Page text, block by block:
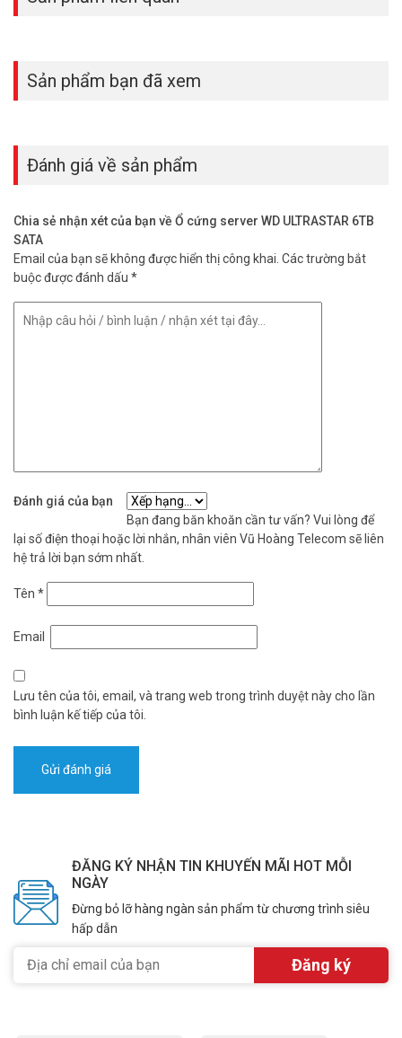
Sản phẩm bạn đã xem
Đánh giá về sản phẩm
Chia sẻ nhận xét của bạn về Ổ cứng server WD ULTRASTAR 6TB
SATA
Email của bạn sẽ không được hiển thị công khai. Các trường bắt
buộc được đánh dấu *
Đánh giá của bạn
Bạn đang băn khoăn cần tư vấn? Vui lòng để
lại số điện thoại hoặc lời nhắn, nhân viên Vũ Hoàng Telecom sẽ liên
hệ trả lời bạn sớm nhất.
Tên *
Email
Lưu tên của tôi, email, và trang web trong trình duyệt này cho lần
bình luận kế tiếp của tôi.
ĐĂNG KÝ NHẬN TIN KHUYẾN MÃI HOT MỖI
NGÀY
Đừng bỏ lỡ hàng ngàn sản phẩm từ chương trình siêu
hấp dẫn